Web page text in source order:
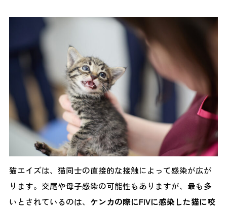
猫エイズは、猫同士の直接的な接触によって感染が広が
ります。交尾や母子感染の可能性もありますが、最も多
いとされているのは、 ケンカの際にFIVに感染した猫に咬